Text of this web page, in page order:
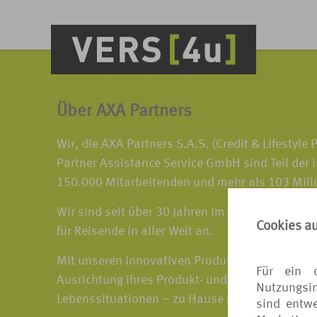
Cookies
Für ein
sind
Über AXA Partners
Wir, die AXA Partners S.A.S. (Credit &
Partner Assistance Service GmbH sind Teil
150.000 Mitarbeitenden und mehr als 103
Wir sind seit über 30 Jahren im
für Reisende in aller Welt an.
Mit unseren innovativen Produkten
Ausrichtung ihres Produkt- und
Lebenssituationen – zu Hause und unterwegs.